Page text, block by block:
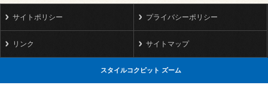
サイトポリシー プライバシーポリシー
リンク サイトマップ
スタイルコクピット ズーム